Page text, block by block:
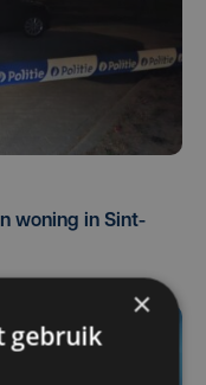
woning in Sint-
×
gebruik